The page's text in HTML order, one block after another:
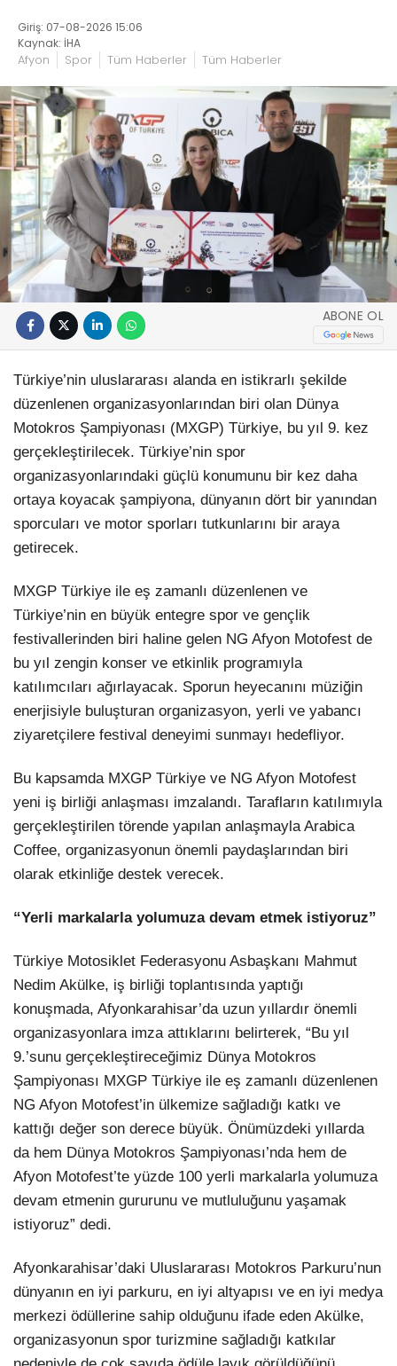
Giriş: 07-08-2026 15:06
Kaynak: İHA
Afyon Spor Tüm Haberler Tüm Haberler
ABONE OL
Türkiye’nin uluslararası alanda en istikrarlı şekilde
düzenlenen organizasyonlarından biri olan Dünya
Motokros Şampiyonası (MXGP) Türkiye, bu yıl 9. kez
gerçekleştirilecek. Türkiye’nin spor
organizasyonlarındaki güçlü konumunu bir kez daha
ortaya koyacak şampiyona, dünyanın dört bir yanından
sporcuları ve motor sporları tutkunlarını bir araya
getirecek.
MXGP Türkiye ile eş zamanlı düzenlenen ve
Türkiye’nin en büyük entegre spor ve gençlik
festivallerinden biri haline gelen NG Afyon Motofest de
bu yıl zengin konser ve etkinlik programıyla
katılımcıları ağırlayacak. Sporun heyecanını müziğin
enerjisiyle buluşturan organizasyon, yerli ve yabancı
ziyaretçilere festival deneyimi sunmayı hedefliyor.
Bu kapsamda MXGP Türkiye ve NG Afyon Motofest
yeni iş birliği anlaşması imzalandı. Tarafların katılımıyla
gerçekleştirilen törende yapılan anlaşmayla Arabica
Coffee, organizasyonun önemli paydaşlarından biri
olarak etkinliğe destek verecek.
“Yerli markalarla yolumuza devam etmek istiyoruz”
Türkiye Motosiklet Federasyonu Asbaşkanı Mahmut
Nedim Akülke, iş birliği toplantısında yaptığı
konuşmada, Afyonkarahisar’da uzun yıllardır önemli
organizasyonlara imza attıklarını belirterek, “Bu yıl
9.’sunu gerçekleştireceğimiz Dünya Motokros
Şampiyonası MXGP Türkiye ile eş zamanlı düzenlenen
NG Afyon Motofest’in ülkemize sağladığı katkı ve
kattığı değer son derece büyük. Önümüzdeki yıllarda
da hem Dünya Motokros Şampiyonası’nda hem de
Afyon Motofest’te yüzde 100 yerli markalarla yolumuza
devam etmenin gururunu ve mutluluğunu yaşamak
istiyoruz” dedi.
Afyonkarahisar’daki Uluslararası Motokros Parkuru’nun
dünyanın en iyi parkuru, en iyi altyapısı ve en iyi medya
merkezi ödüllerine sahip olduğunu ifade eden Akülke,
organizasyonun spor turizmine sağladığı katkılar